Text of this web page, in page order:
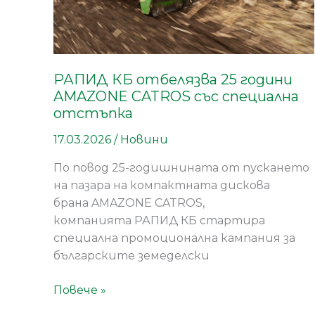
РАПИД КБ отбелязва 25 години
AMAZONE CATROS със специална
отстъпка
17.03.2026 / Новини
По повод 25-годишнината от пускането
на пазара на компактната дискова
брана AMAZONE CATROS,
компанията РАПИД КБ стартира
специална промоционална кампания за
българските земеделски
отстъпка
Повече »